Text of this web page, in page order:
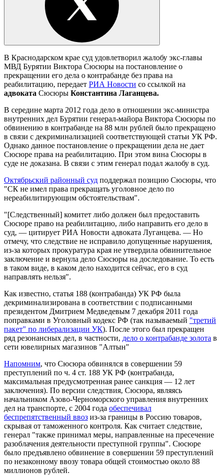
В Краснодарском крае суд удовлетворил жалобу экс-главы
МВД Бурятии Виктора Сюсюры на постановление о
прекращении его дела о контрабанде без права на
реабилитацию, передает РИА Новости со ссылкой на
адвоката Сюсюры Константина Лаганцева.
В середине марта 2012 года дело в отношении экс-министра
внутренних дел Бурятии генерал-майора Виктора Сюсюры по
обвинению в контрабанде на 88 млн рублей было прекращено
в связи с декриминализацией соответствующей статьи УК РФ.
Однако данное постановление о прекращении дела не дает
Сюсюре права на реабилитацию. При этом вина Сюсюры в
суде не доказана. В связи с этим генерал подал жалобу в суд.
Октябрьский районный суд поддержал позицию Сюсюры, что
"СК не имел права прекращать уголовное дело по
нереабилитирующим обстоятельствам".
"[Следственный] комитет либо должен был предоставить
Сюсюре право на реабилитацию, либо направить его дело в
суд, — цитирует РИА Новости адвоката Луганцева. — Но
отмечу, что следствие не исправило допущенные нарушения,
из-за которых прокуратура края не утвердила обвинительное
заключение и вернула дело Сюсюры на доследование. То есть
в таком виде, в каком дело находится сейчас, его в суд
направлять нельзя".
Как известно, статья 188 (контрабанда) УК РФ была
декриминализирована в соответствии с подписанными
президентом Дмитрием Медведевым 7 декабря 2011 года
поправками в Уголовный кодекс РФ (так называемый "третий
пакет" по либерализации УК). После этого был прекращен
ряд резонансных дел, в частности, дело о контрабанде золота в
сети ювелирных магазинов "Алтын"
Напомним, что Сюсюра обвинялся в совершении 59
преступлений по ч. 4 ст. 188 УК РФ (контрабанда,
максимальная предусмотренная ранее санкция — 12 лет
заключения). По версии следствия, Сюсюра, являясь
начальником Азово-Черноморского управления внутренних
дел на транспорте, с 2004 года обеспечивал
беспрепятственный ввоз из-за границы в Россию товаров,
скрывая от таможенного контроля. Как считает следствие,
генерал "также принимал меры, направленные на пресечение
разоблачения деятельности преступной группы". Сюсюре
было предъявлено обвинение в совершении 59 преступлений
по незаконному ввозу товара общей стоимостью около 88
миллионов рублей.